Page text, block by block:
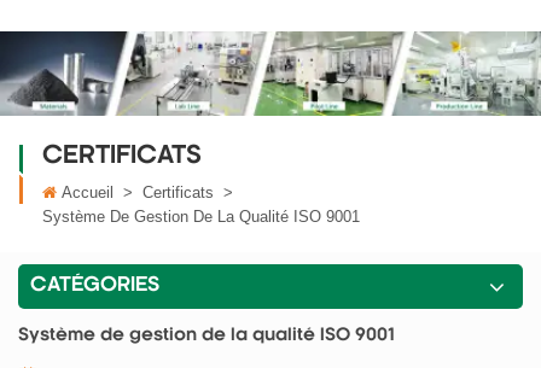
CERTIFICATS
Accueil > Certificats >
Système De Gestion De La Qualité ISO 9001
CATÉGORIES
Système de gestion de la qualité ISO 9001